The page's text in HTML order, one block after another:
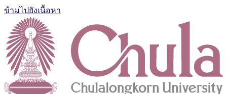
ข้ามไปยังเนื้อหา